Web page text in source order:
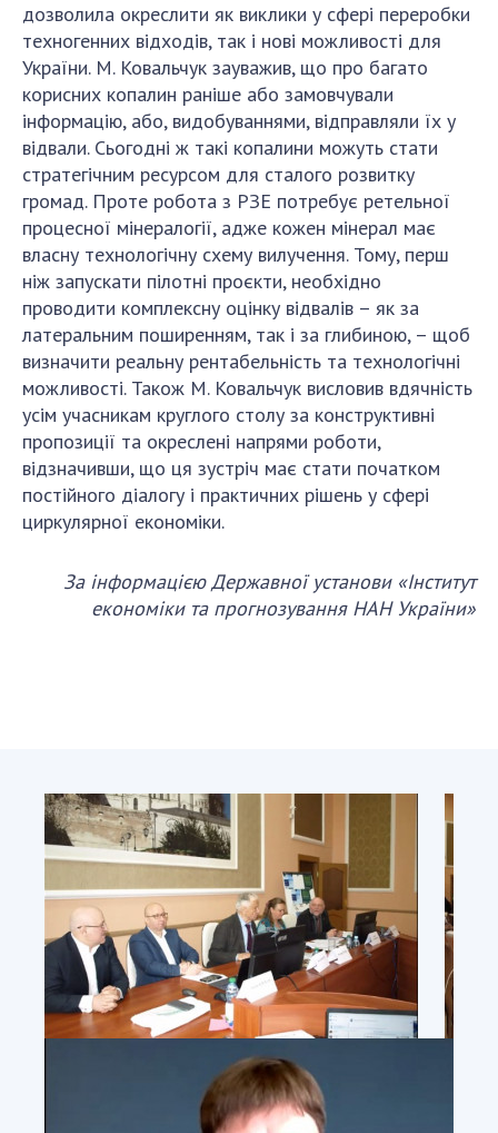
дозволила окреслити як виклики у сфері переробки
техногенних відходів, так і нові можливості для
України. М. Ковальчук зауважив, що про багато
корисних копалин раніше або замовчували
інформацію, або, видобуваннями, відправляли їх у
відвали. Сьогодні ж такі копалини можуть стати
стратегічним ресурсом для сталого розвитку
громад. Проте робота з РЗЕ потребує ретельної
процесної мінералогії, адже кожен мінерал має
власну технологічну схему вилучення. Тому, перш
ніж запускати пілотні проєкти, необхідно
проводити комплексну оцінку відвалів – як за
латеральним поширенням, так і за глибиною, – щоб
визначити реальну рентабельність та технологічні
можливості. Також М. Ковальчук висловив вдячність
усім учасникам круглого столу за конструктивні
пропозиції та окреслені напрями роботи,
відзначивши, що ця зустріч має стати початком
постійного діалогу і практичних рішень у сфері
циркулярної економіки.
За інформацією Державної установи «Інститут
економіки та прогнозування НАН України»